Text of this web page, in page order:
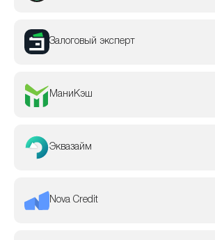
Залоговый эксперт
МаниКэш
Эквазайм
Nova Credit